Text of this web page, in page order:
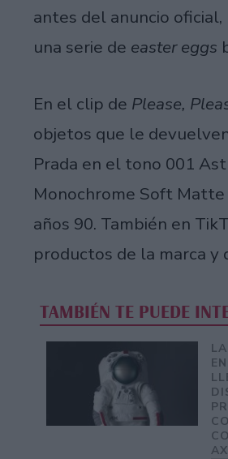
antes del anuncio
una serie de easter eggs
En el clip de Please,
objetos que le
Prada en el tono 001
Monochrome Soft
años 90. También en
productos de la marca y
TAMBIÉN TE PUEDE